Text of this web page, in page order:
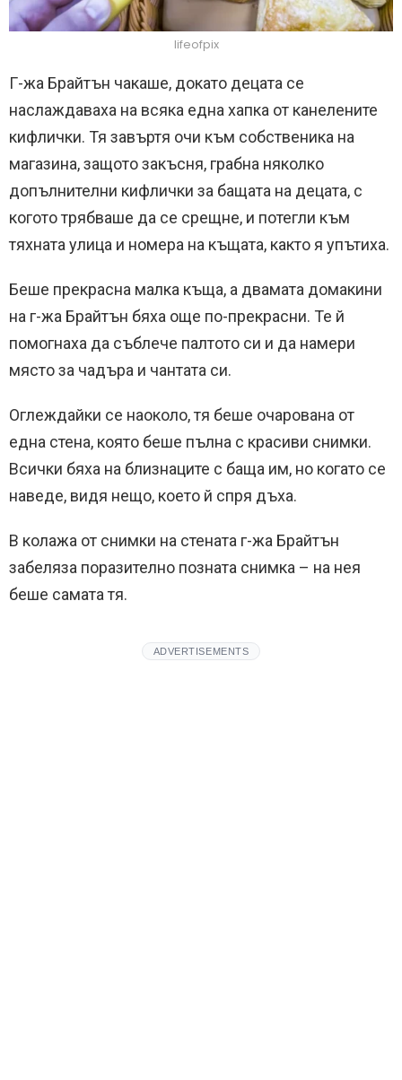
lifeofpix
Г-жа Брайтън чакаше, докато децата се
наслаждаваха на всяка една хапка от канелените
кифлички. Тя завъртя очи към собственика на
магазина, защото закъсня, грабна няколко
допълнителни кифлички за бащата на децата, с
когото трябваше да се срещне, и потегли към
тяхната улица и номера на къщата, както я упътиха.
Беше прекрасна малка къща, а двамата домакини
на г-жа Брайтън бяха още по-прекрасни. Те й
помогнаха да съблече палтото си и да намери
място за чадъра и чантата си.
Оглеждайки се наоколо, тя беше очарована от
една стена, която беше пълна с красиви снимки.
Всички бяха на близнаците с баща им, но когато се
наведе, видя нещо, което й спря дъха.
В колажа от снимки на стената г-жа Брайтън
забеляза поразително позната снимка – на нея
беше самата тя.
ADVERTISEMENTS